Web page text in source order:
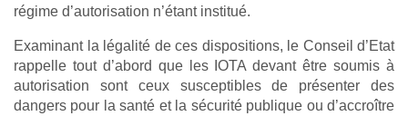
régime d’autorisation n’étant institué.
Examinant la légalité de ces dispositions, le Conseil d’Etat
rappelle tout d’abord que les IOTA devant être soumis à
autorisation sont ceux susceptibles de présenter des
dangers pour la santé et la sécurité publique ou d’accroître